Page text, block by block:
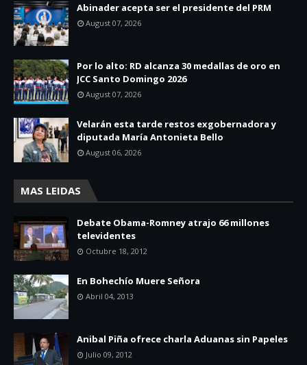
Abinader acepta ser el presidente del PRM
August 07, 2026
Por lo alto: RD alcanza 30 medallas de oro en
JCC Santo Domingo 2026
August 07, 2026
Velarán esta tarde restos exgobernadora y
diputada María Antonieta Bello
August 06, 2026
MAS LEIDAS
Debate Obama-Romney atrajo 66 millones
televidentes
Octubre 18, 2012
En Bohechío Muere Señora
Abril 04, 2013
Anibal Piña ofrece charla Aduanas sin Papeles
Julio 09, 2012